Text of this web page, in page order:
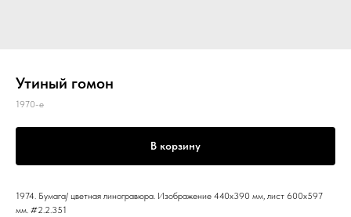
Утиный гомон
1970-е
В корзину
1974. Бумага/ цветная линогравюра. Изображение 440x390 мм, лист 600x597
мм. #2.2.351